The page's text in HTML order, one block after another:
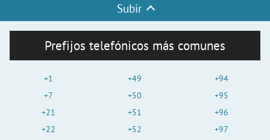
Subir
Prefijos telefónicos más comunes
+1
+7
+21
+22
+49
+50
+51
+52
+94
+95
+96
+97